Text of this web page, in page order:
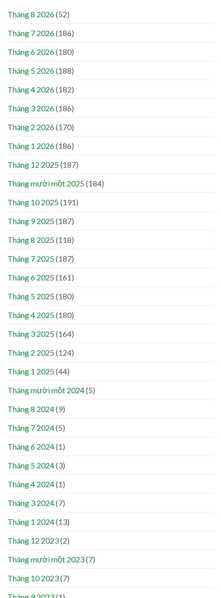
Tháng 8 2026(52)
Tháng 7 2026(186)
Tháng 6 2026(180)
Tháng 5 2026(188)
Tháng 4 2026(182)
Tháng 3 2026(186)
Tháng 2 2026(170)
Tháng 1 2026(186)
Tháng 12 2025(187)
Tháng mười một 2025(184)
Tháng 10 2025(191)
Tháng 9 2025(187)
Tháng 8 2025(118)
Tháng 7 2025(187)
Tháng 6 2025(161)
Tháng 5 2025(180)
Tháng 4 2025(180)
Tháng 3 2025(164)
Tháng 2 2025(124)
Tháng 1 2025(44)
Tháng mười một 2024(5)
Tháng 8 2024(9)
Tháng 7 2024(5)
Tháng 6 2024(1)
Tháng 5 2024(3)
Tháng 4 2024(1)
Tháng 3 2024(7)
Tháng 1 2024(13)
Tháng 12 2023(2)
Tháng mười một 2023(7)
Tháng 10 2023(7)